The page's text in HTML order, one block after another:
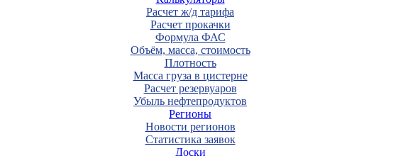
Расчет ж/д тарифа
Расчет прокачки
Формула ФАС
Объём, масса, стоимость
Плотность
Масса груза в цистерне
Расчет резервуаров
Убыль нефтепродуктов
Регионы
Новости регионов
Статистика заявок
Доски